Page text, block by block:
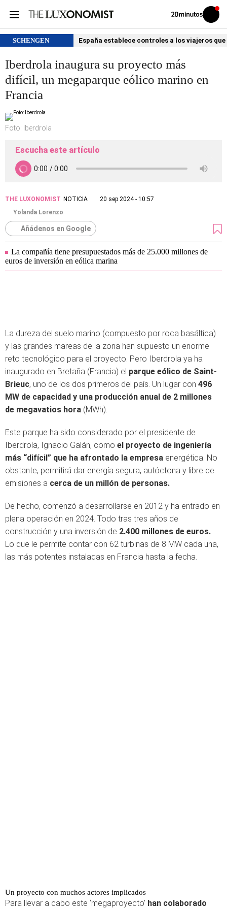
Volver
Iniciar
sesión
SCHENGEN España establece controles a los viajeros
Iberdrola inaugura su proyecto más
difícil, un megaparque eólico marino en
Francia
Foto: Iberdrola
Escucha este artículo
THE LUXONOMIST NOTICIA
20 sep 2024 - 10:57
Yolanda Lorenzo
Añádenos en Google
La compañía tiene presupuestados más de 25.000 millones de
euros de inversión en eólica marina
La dureza del suelo marino (compuesto por roca basáltica)
y las grandes mareas de la zona han supuesto un enorme
reto tecnológico para el proyecto. Pero Iberdrola ya ha
inaugurado en Bretaña (Francia) el parque eólico de Saint-
Brieuc, uno de los dos primeros del país. Un lugar con 496
MW de capacidad y una producción anual de 2 millones
de megavatios hora (MWh).
Este parque ha sido considerado por el presidente de
Iberdrola, Ignacio Galán, como el proyecto de ingeniería
más “difícil” que ha afrontado la empresa energética. No
obstante, permitirá dar energía segura, autóctona y libre de
emisiones a cerca de un millón de personas.
De hecho, comenzó a desarrollarse en 2012 y ha entrado en
plena operación en 2024. Todo tras tres años de
construcción y una inversión de 2.400 millones de euros.
Lo que le permite contar con 62 turbinas de 8 MW cada una,
las más potentes instaladas en Francia hasta la fecha.
Un proyecto con muchos actores implicados
Para llevar a cabo este ‘megaproyecto’ han colaborado